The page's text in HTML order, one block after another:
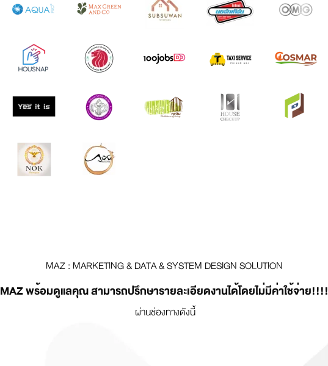
MAZ : MARKETING & DATA & SYSTEM DESIGN SOLUTION
MAZ พร้อมดูแลคุณ สามารถปรึกษารายละเอียดงานได้โดยไม่มีค่าใช้จ่าย!!!!
ผ่านช่องทางดังนี้